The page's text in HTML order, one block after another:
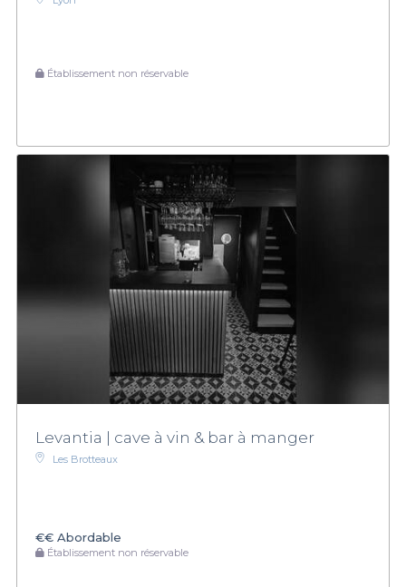
Établissement non réservable
Levantia | cave à vin & bar à manger
Les Brotteaux
€€ Abordable
Établissement non réservable